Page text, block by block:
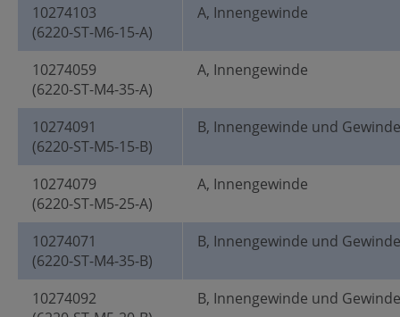
10274103
(6220-ST-M6-15-A)
A, Innengewinde
10274059
(6220-ST-M4-35-A)
A, Innengewinde
10274091
(6220-ST-M5-15-B)
B, Innengewinde und
10274079
(6220-ST-M5-25-A)
A, Innengewinde
10274071
(6220-ST-M4-35-B)
B, Innengewinde und
10274092
B, Innengewinde und